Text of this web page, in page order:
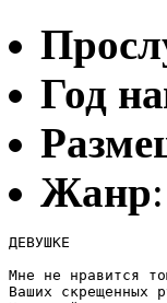
Год
Жанр:
ДЕВУШКЕ
Мне не нравится
Ваших скрещенных